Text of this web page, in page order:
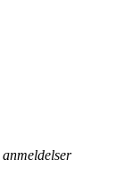
anmeldelser